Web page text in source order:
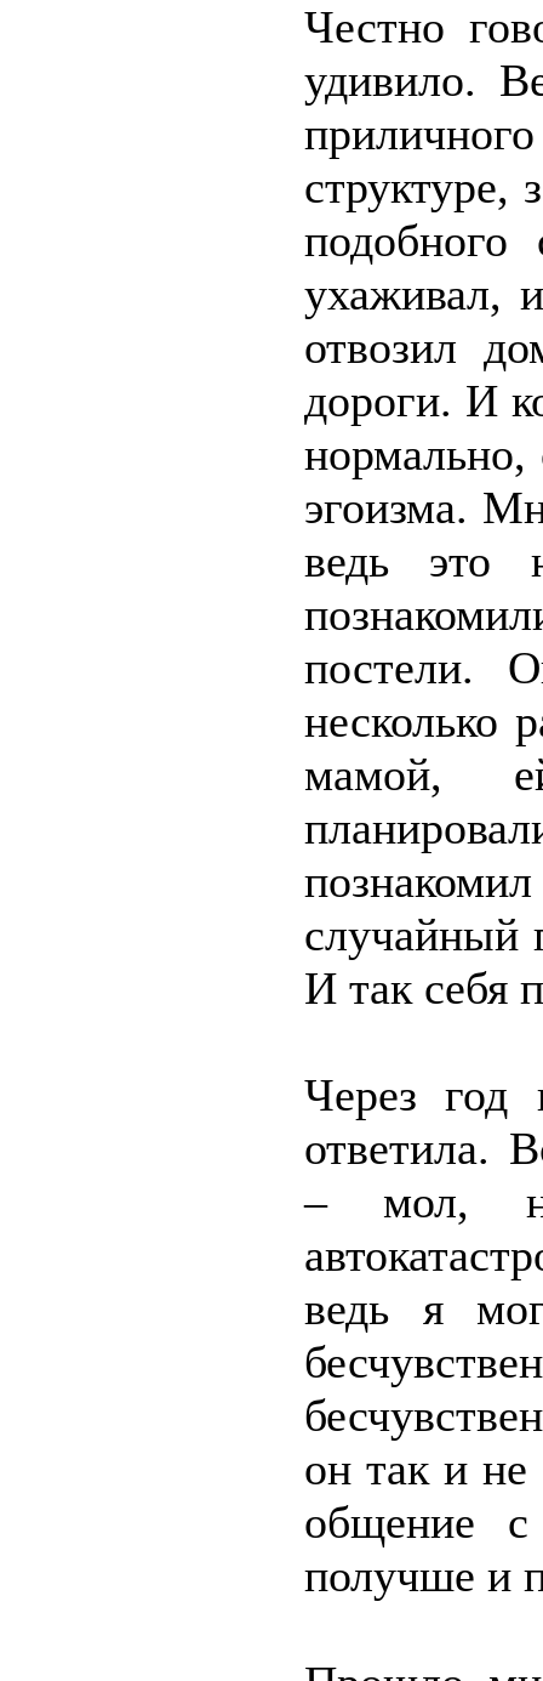
Честно
удивило.
структуре,
подобного
ухаживал,
отвозил
дороги. И
нормально,
эгоизма.
ведь это
постели.
несколько
мамой,
случайный
И так себя
Через год
ответила.
– мол,
ведь я
он так и не
общение
получше и